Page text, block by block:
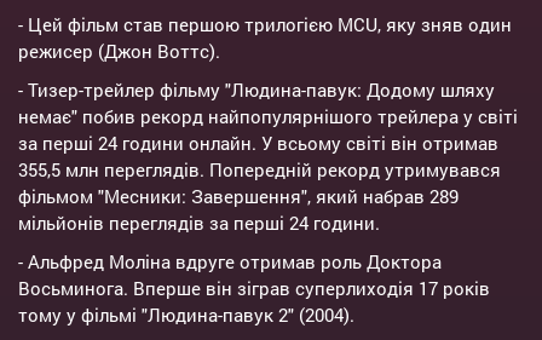
- Цей фільм став першою трилогією MCU, яку зняв один
режисер (Джон Воттс).
- Тизер-трейлер фільму "Людина-павук: Додому шляху
немає" побив рекорд найпопулярнішого трейлера у світі
за перші 24 години онлайн. У всьому світі він отримав
355,5 млн переглядів. Попередній рекорд утримувався
фільмом "Месники: Завершення", який набрав 289
мільйонів переглядів за перші 24 години.
- Альфред Моліна вдруге отримав роль Доктора
Восьминога. Вперше він зіграв суперлиходія 17 років
тому у фільмі "Людина-павук 2" (2004).